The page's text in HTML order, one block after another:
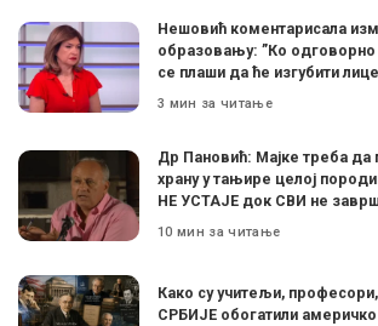
Нешовић коментарисала
образовању: ”Ко
се плаши да ће изгубити
3 мин за читање
Др Пановић: Мајке треба да
храну у тањире целој
НЕ УСТАЈЕ док СВИ не
10 мин за читање
Како су учитељи,
СРБИЈЕ обогатили